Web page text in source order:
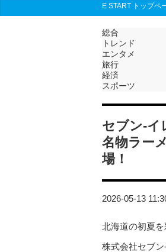
E START トップペ
総合
トレンド
エンタメ
旅行
経済
スポーツ
セブン‐
名物ラー
場！
2026-05-13
北海道の初夏を
株式会社セブ